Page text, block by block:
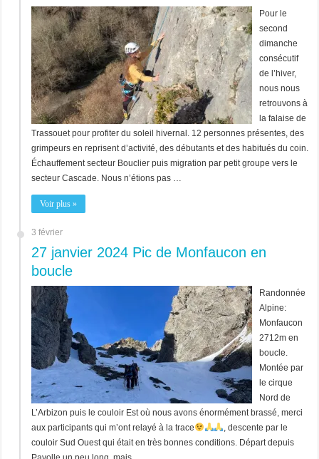
Pour le
second
dimanche
consécutif
de l’hiver,
nous nous
retrouvons à
la falaise de
Trassouet pour profiter du soleil hivernal. 12 personnes présentes, des
grimpeurs en reprisent d’activité, des débutants et des habitués du coin.
Échauffement secteur Bouclier puis migration par petit groupe vers le
secteur Cascade. Nous n’étions pas …
Voir plus »
3 février
27 janvier 2024 Pic de Monfaucon en
boucle
Randonnée
Alpine:
Monfaucon
2712m en
boucle.
Montée par
le cirque
Nord de
L’Arbizon puis le couloir Est où nous avons énormément brassé, merci
aux participants qui m’ont relayé à la trace
, descente par le
couloir Sud Ouest qui était en très bonnes conditions. Départ depuis